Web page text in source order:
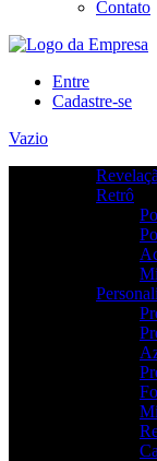
Contato
Entre
Cadastre-se
Vazio
Retrô